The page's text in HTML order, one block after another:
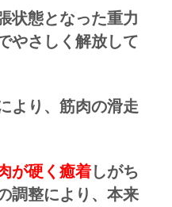
状態となった重力
やさしく解放して
より、筋肉の滑走
が硬く癒着しがち
調整により、本来